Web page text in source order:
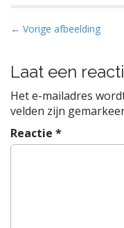
B
r
i
c
h
t
← Vorige afbeelding
Laat een
Het e-mailadres
velden zijn
Reactie *